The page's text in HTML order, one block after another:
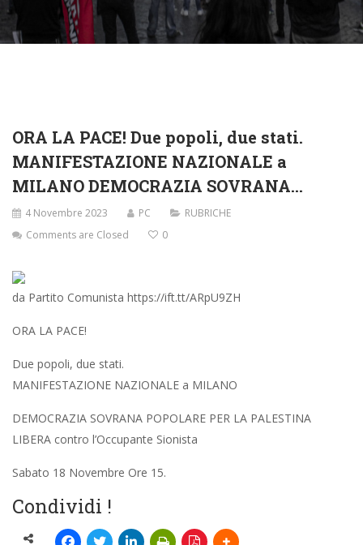
ORA LA PACE! Due popoli, due stati.
MANIFESTAZIONE NAZIONALE a
MILANO DEMOCRAZIA SOVRANA…
4 Novembre 2023 PC
RUBRICHE
Comments are Closed
0
da Partito Comunista https://ift.tt/ARpU9ZH
ORA LA PACE!
Due popoli, due stati.
MANIFESTAZIONE NAZIONALE a MILANO
DEMOCRAZIA SOVRANA POPOLARE PER LA PALESTINA
LIBERA contro l’Occupante Sionista
Sabato 18 Novembre Ore 15.
Condividi !